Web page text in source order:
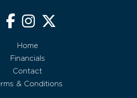
Home
Financials
Contact
& Conditions